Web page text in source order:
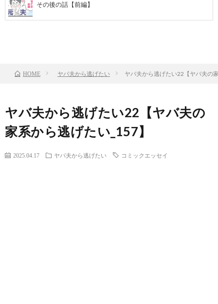
その後の話【前編】
HOME ヤバ夫から逃げたい ヤバ夫から逃げたい22【ヤバ夫の
ヤバ夫から逃げたい22【ヤバ夫の
家系から逃げたい_157】
2025.04.17 ヤバ夫から逃げたい コミックエッセイ